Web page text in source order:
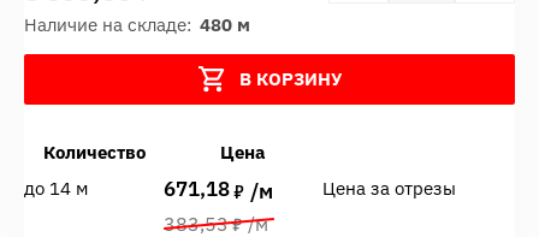
Наличие на складе: 480 м
В КОРЗИНУ
Количество
Цена
до 14 м
671,187 /м Цена за отрезы
383,537 /м